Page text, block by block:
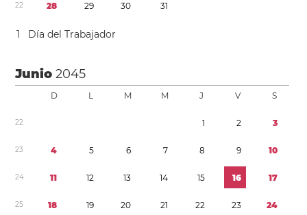
22 28 29 30 31
1 Día del Trabajador
Junio2045
D L M M J V S
22 1 2 3
23 4 5 6 7 8 9 10
24 11 12 13 14 15 16 17
25 18 19 20 21 22 23 24